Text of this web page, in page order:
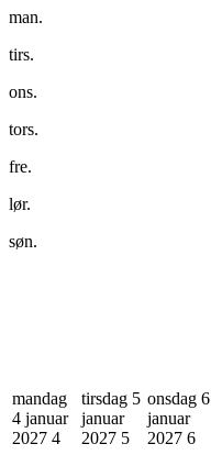
man.
tirs.
ons.
tors.
fre.
lør.
søn.
mandag
4 januar
2027 4
tirsdag 5
januar
2027 5
onsdag 6
januar
2027 6